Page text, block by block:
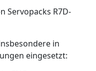
Servopacks R7D-
in
eingesetzt: